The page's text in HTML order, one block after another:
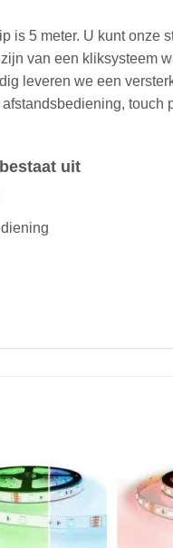
is 5 meter. U kunt onze
van een kliksysteem
leveren we een
touch
uit